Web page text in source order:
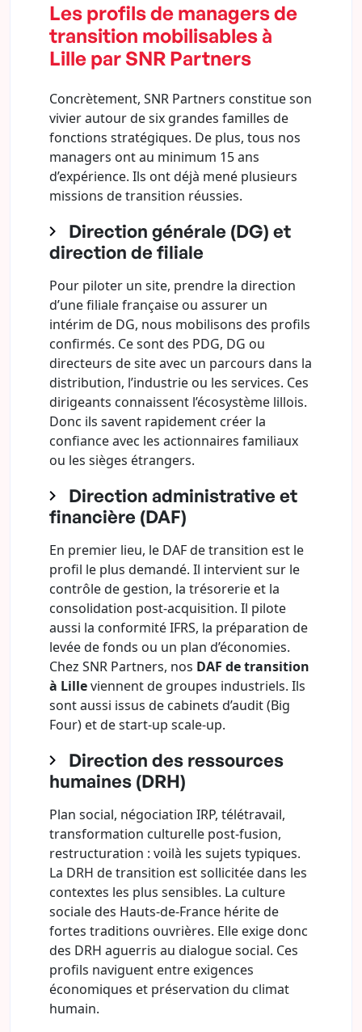
Les profils de managers de
transition mobilisables à
Lille par SNR Partners
Concrètement, SNR Partners constitue son
vivier autour de six grandes familles de
fonctions stratégiques. De plus, tous nos
managers ont au minimum 15 ans
d’expérience. Ils ont déjà mené plusieurs
missions de transition réussies.
Direction générale (DG) et
direction de filiale
Pour piloter un site, prendre la direction
d’une filiale française ou assurer un
intérim de DG, nous mobilisons des profils
confirmés. Ce sont des PDG, DG ou
directeurs de site avec un parcours dans la
distribution, l’industrie ou les services. Ces
dirigeants connaissent l’écosystème lillois.
Donc ils savent rapidement créer la
confiance avec les actionnaires familiaux
ou les sièges étrangers.
Direction administrative et
financière (DAF)
En premier lieu, le DAF de transition est le
profil le plus demandé. Il intervient sur le
contrôle de gestion, la trésorerie et la
consolidation post-acquisition. Il pilote
aussi la conformité IFRS, la préparation de
levée de fonds ou un plan d’économies.
Chez SNR Partners, nos DAF de transition
à Lilleviennent de groupes industriels. Ils
sont aussi issus de cabinets d’audit (Big
Four) et de start-up scale-up.
Direction des ressources
humaines (DRH)
Plan social, négociation IRP, télétravail,
transformation culturelle post-fusion,
restructuration : voilà les sujets typiques.
La DRH de transition est sollicitée dans les
contextes les plus sensibles. La culture
sociale des Hauts-de-France hérite de
fortes traditions ouvrières. Elle exige donc
des DRH aguerris au dialogue social. Ces
profils naviguent entre exigences
économiques et préservation du climat
humain.